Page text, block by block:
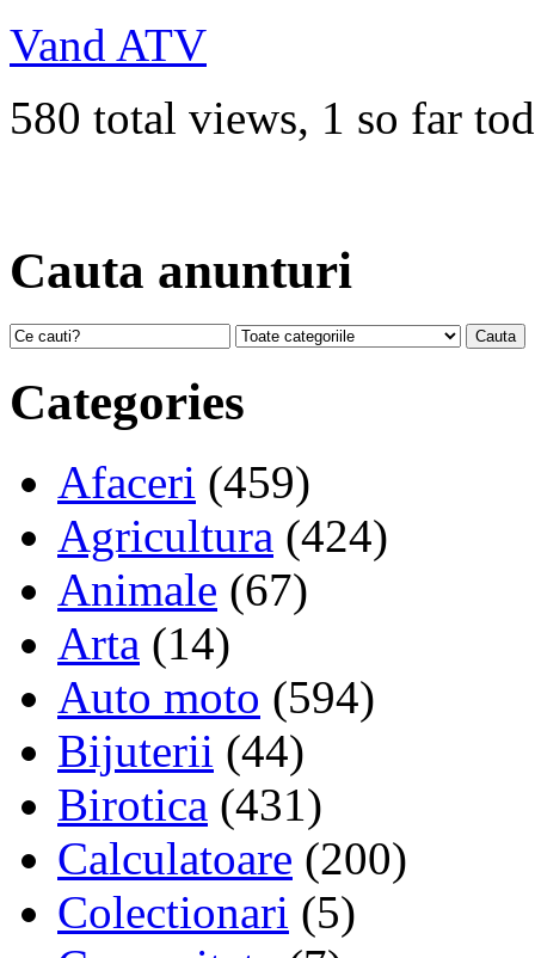
Vand ATV
580 total views, 1 so far
Cauta anunturi
Categories
Afaceri (459)
Agricultura (424)
Animale (67)
Arta (14)
Auto moto (594)
Bijuterii (44)
Birotica (431)
Calculatoare (200)
Colectionari (5)